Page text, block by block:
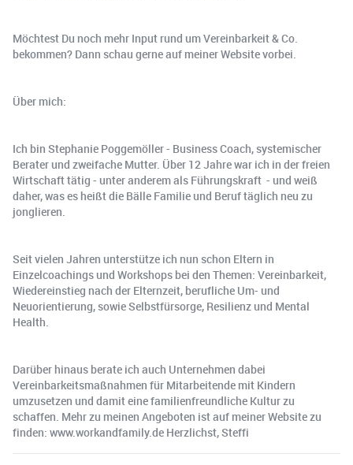
Möchtest Du noch mehr Input rund um Vereinbarkeit & Co.
bekommen? Dann schau gerne auf meiner Website vorbei.
Über mich:
Ich bin Stephanie Poggemöller - Business Coach, systemischer
Berater und zweifache Mutter. Über 12 Jahre war ich in der freien
Wirtschaft tätig - unter anderem als Führungskraft - und weiß
daher, was es heißt die Bälle Familie und Beruf täglich neu zu
jonglieren.
Seit vielen Jahren unterstütze ich nun schon Eltern in
Einzelcoachings und Workshops bei den Themen: Vereinbarkeit,
Wiedereinstieg nach der Elternzeit, berufliche Um- und
Neuorientierung, sowie Selbstfürsorge, Resilienz und Mental
Health.
Darüber hinaus berate ich auch Unternehmen dabei
Vereinbarkeitsmaßnahmen für Mitarbeitende mit Kindern
umzusetzen und damit eine familienfreundliche Kultur zu
schaffen. Mehr zu meinen Angeboten ist auf meiner Website zu
finden: www.workandfamily.de Herzlichst, Steffi